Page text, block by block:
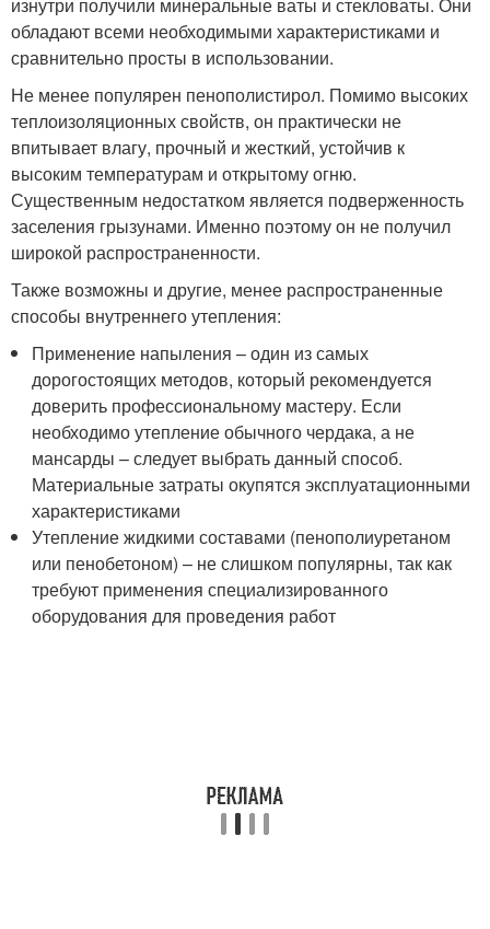
обладают всеми необходимыми характеристиками и
сравнительно просты в использовании.
Не менее популярен пенополистирол. Помимо высоких
теплоизоляционных свойств, он практически не
впитывает влагу, прочный и жесткий, устойчив к
высоким температурам и открытому огню.
Существенным недостатком является подверженность
заселения грызунами. Именно поэтому он не получил
широкой распространенности.
Также возможны и другие, менее распространенные
способы внутреннего утепления:
Применение напыления – один из самых
дорогостоящих методов, который рекомендуется
доверить профессиональному мастеру. Если
необходимо утепление обычного чердака, а не
мансарды – следует выбрать данный способ.
Материальные затраты окупятся эксплуатационными
характеристиками
Утепление жидкими составами (пенополиуретаном
или пенобетоном) – не слишком популярны, так как
требуют применения специализированного
оборудования для проведения работ